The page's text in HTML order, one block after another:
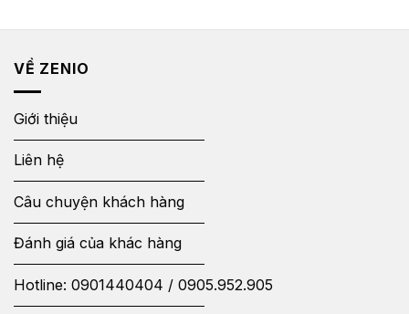
VỀ ZENIO
Giới thiệu
Liên hệ
Câu chuyện khách hàng
Đánh giá của khác hàng
Hotline: 0901440404 / 0905.952.905